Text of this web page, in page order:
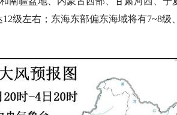
级左右；东海东部偏东海域将有7~8级